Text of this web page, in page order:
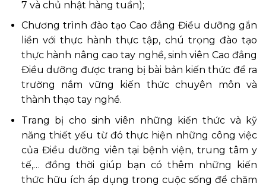
7 và chủ nhật hàng tuần);
Chương trình đào tạo Cao đẳng Điều dưỡng gắn
liền với thực hành thực tập, chú trọng đào tạo
thực hành nâng cao tay nghề, sinh viên Cao đẳng
Điều dưỡng được trang bị bài bản kiến thức để ra
trường nắm vững kiến thức chuyên môn và
thành thạo tay nghề.
Trang bị cho sinh viên những kiến thức và kỹ
năng thiết yếu từ đó thực hiện những công việc
của Điều dưỡng viên tại bệnh viện, trung tâm y
tế,… đồng thời giúp bạn có thêm những kiến
thức hữu ích áp dụng trong cuộc sống để chăm